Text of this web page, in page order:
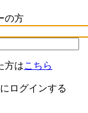
の方
方はこちら
ログインする